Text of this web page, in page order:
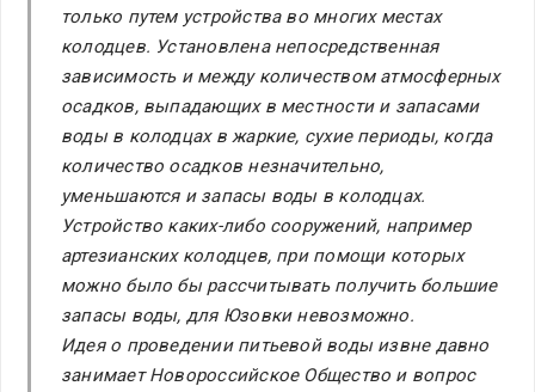
только путем устройства во многих местах
колодцев. Установлена непосредственная
зависимость и между количеством атмосферных
осадков, выпадающих в местности и запасами
воды в колодцах в жаркие, сухие периоды, когда
количество осадков незначительно,
уменьшаются и запасы воды в колодцах.
Устройство каких-либо сооружений, например
артезианских колодцев, при помощи которых
можно было бы рассчитывать получить большие
запасы воды, для Юзовки невозможно.
Идея о проведении питьевой воды извне давно
занимает Новороссийское Общество и вопрос